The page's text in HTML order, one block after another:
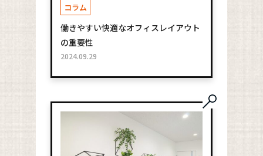
コラム
働きやすい快適なオフィスレイアウト
の重要性
2024.09.29